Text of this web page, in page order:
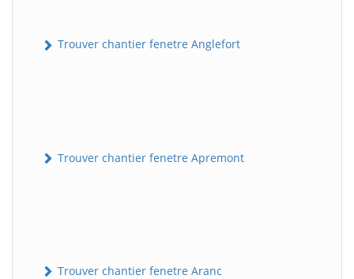
Trouver chantier fenetre Anglefort
Trouver chantier fenetre Apremont
Trouver chantier fenetre Aranc